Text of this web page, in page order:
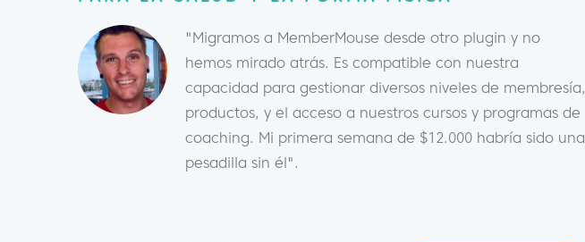
"Migramos a MemberMouse desde otro plugin y no
hemos mirado atrás. Es compatible con nuestra
capacidad para gestionar diversos niveles de membresía,
productos, y el acceso a nuestros cursos y programas de
coaching. Mi primera semana de $12.000 habría sido una
pesadilla sin él".